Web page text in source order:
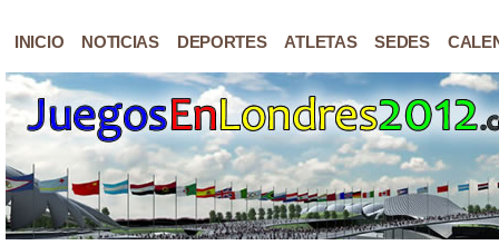
INICIO NOTICIAS DEPORTES ATLETAS SEDES